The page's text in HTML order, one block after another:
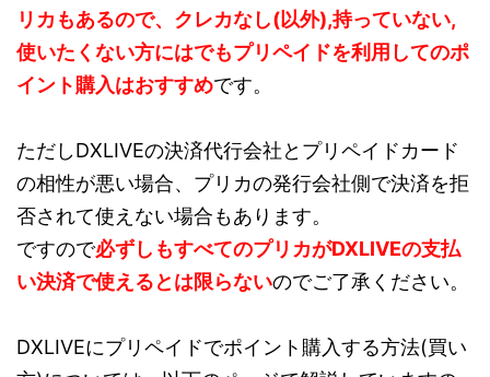
リカもあるので、クレカなし(以外),持っていない,
使いたくない方にはでもプリペイドを利用してのポ
イント購入はおすすめです。
ただしDXLIVEの決済代行会社とプリペイドカード
の相性が悪い場合、プリカの発行会社側で決済を拒
否されて使えない場合もあります。
ですので必ずしもすべてのプリカがDXLIVEの支払
い決済で使えるとは限らないのでご了承ください。
DXLIVEにプリペイドでポイント購入する方法(買い